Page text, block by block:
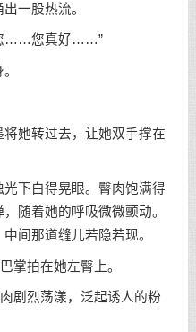
一股热流。
……您真好……”
她转过去，让她双手撑在
下白得晃眼。臀肉饱满得
随着她的呼吸微微颤动。
间那道缝儿若隐若现。
拍在她左臀上。
剧烈荡漾，泛起诱人的粉